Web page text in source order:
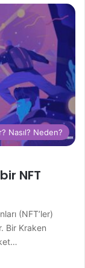
Nasıl? Neden?
NFT
(NFT’ler)
Bir Kraken